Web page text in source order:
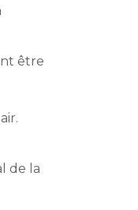
être
de la